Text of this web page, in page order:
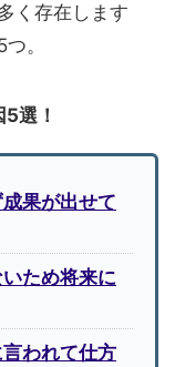
く存在します
。
選！
果が出せて
ため将来に
われて仕方